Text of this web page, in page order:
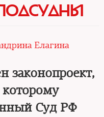
Елагина
законопроект,
которому
Суд РФ